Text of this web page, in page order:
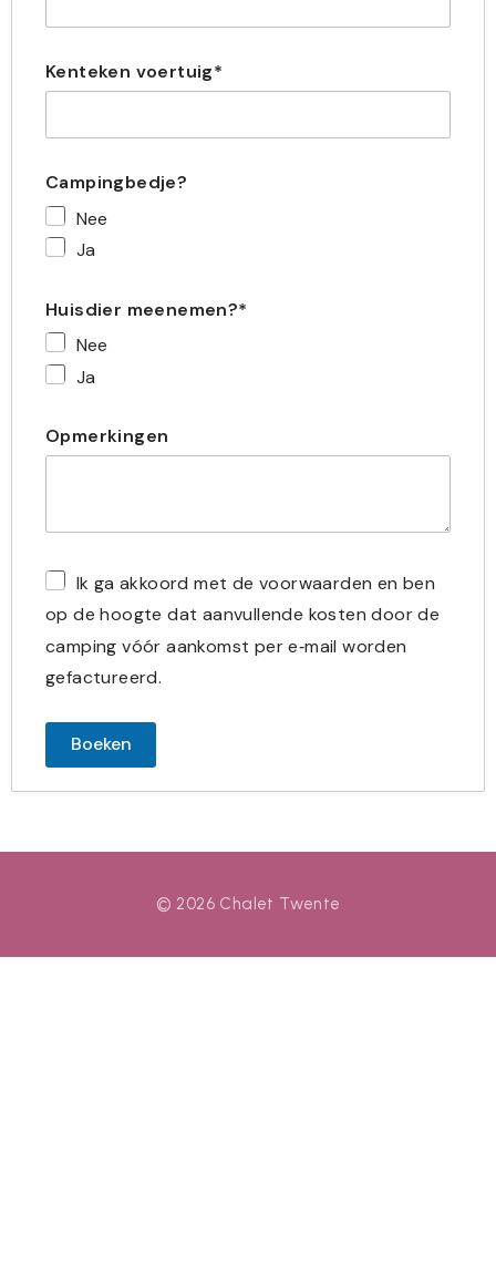
Kenteken voertuig*
Campingbedje?
Nee
Ja
Huisdier meenemen?*
Nee
Ja
Opmerkingen
Ik ga akkoord met de voorwaarden en ben
op de hoogte dat aanvullende kosten door de
camping vóór aankomst per e‑mail worden
gefactureerd.
© 2026 Chalet Twente